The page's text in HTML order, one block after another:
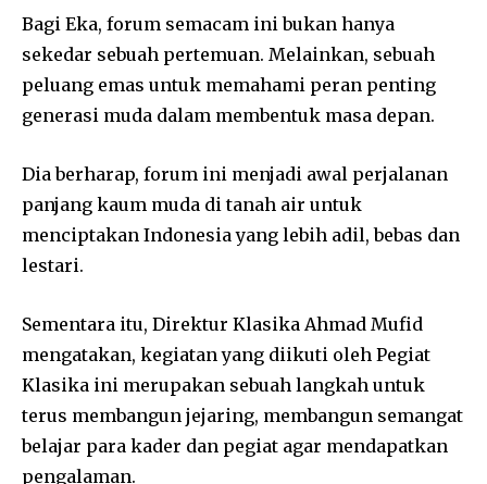
Bagi Eka, forum semacam ini bukan hanya
sekedar sebuah pertemuan. Melainkan, sebuah
peluang emas untuk memahami peran penting
generasi muda dalam membentuk masa depan.
Dia berharap, forum ini menjadi awal perjalanan
panjang kaum muda di tanah air untuk
menciptakan Indonesia yang lebih adil, bebas dan
lestari.
Sementara itu, Direktur Klasika Ahmad Mufid
mengatakan, kegiatan yang diikuti oleh Pegiat
Klasika ini merupakan sebuah langkah untuk
terus membangun jejaring, membangun semangat
belajar para kader dan pegiat agar mendapatkan
pengalaman.